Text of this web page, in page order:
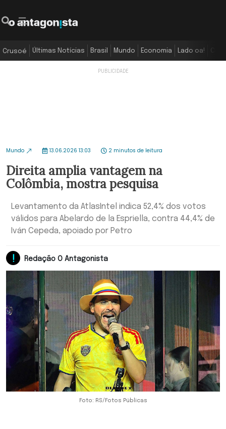
Crusoé Últimas Notícias Brasil Mundo Economia Lado oa!
Mundo 13.06.2026 13:03 2 minutos de leitura
Direita amplia vantagem na
Colômbia, mostra pesquisa
Levantamento da AtlasIntel indica 52,4% dos votos
válidos para Abelardo de la Espriella, contra 44,4% de
Iván Cepeda, apoiado por Petro
Redação O Antagonista
Foto: RS/Fotos Públicas